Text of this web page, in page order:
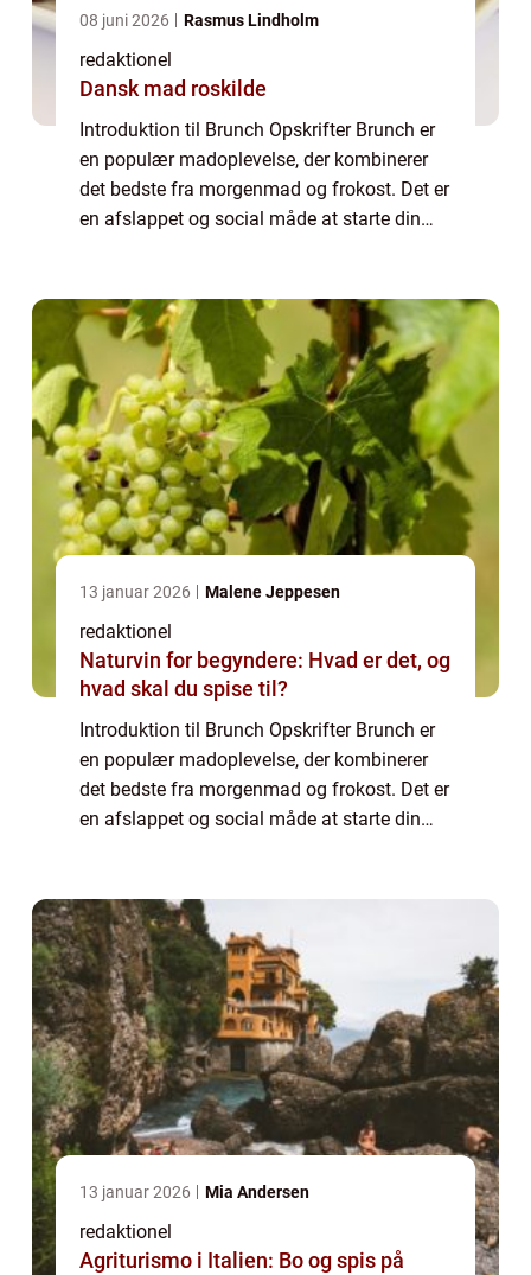
08 juni 2026 Rasmus Lindholm
redaktionel
Dansk mad roskilde
Introduktion til Brunch Opskrifter Brunch er
en populær madoplevelse, der kombinerer
det bedste fra morgenmad og frokost. Det er
en afslappet og social måde at starte din
13 januar 2026 Malene Jeppesen
redaktionel
Naturvin for begyndere: Hvad er det, og
hvad skal du spise til?
Introduktion til Brunch Opskrifter Brunch er
en populær madoplevelse, der kombinerer
det bedste fra morgenmad og frokost. Det er
en afslappet og social måde at starte din
13 januar 2026 Mia Andersen
redaktionel
Agriturismo i Italien: Bo og spis på